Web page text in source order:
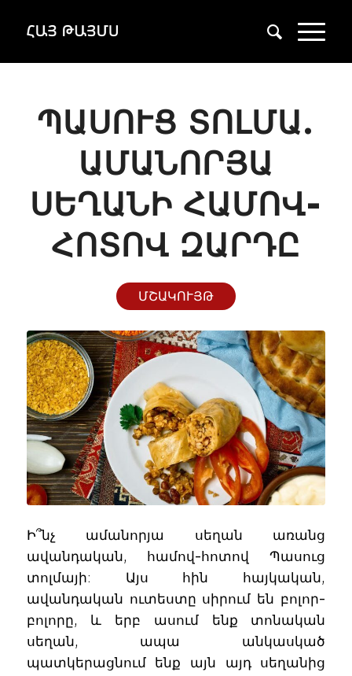
ՊԱՍՈՒՑ ՏՈԼՄԱ.
ԱՄԱՆՈՐՅԱ
ՍԵՂԱՆԻ ՀԱՄՈՎ-
ՀՈՏՈՎ ԶԱՐԴԸ
ՄՇԱԿՈՒՅԹ
Ի՞նչ ամանորյա սեղան առանց
ավանդական, համով-հոտով Պասուց
տոլմայի: Այս հին հայկական,
ավանդական ուտեստը սիրում են բոլոր-
բոլորը, և երբ ասում ենք տոնական
սեղան, ապա անկասկած
պատկերացնում ենք այն այդ սեղանից